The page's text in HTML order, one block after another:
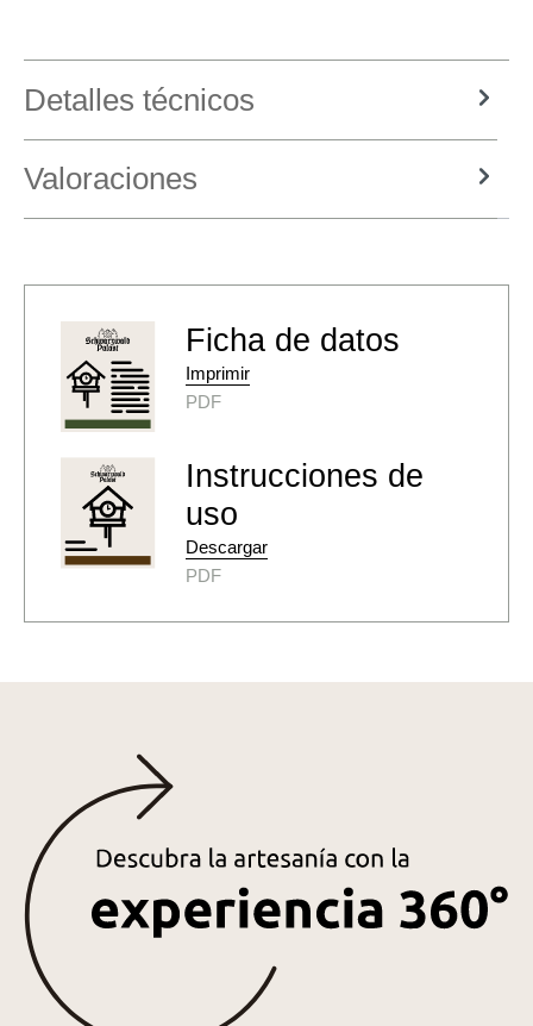
Detalles técnicos
Valoraciones
Ficha de datos
Imprimir
PDF
Instrucciones de
uso
Descargar
PDF